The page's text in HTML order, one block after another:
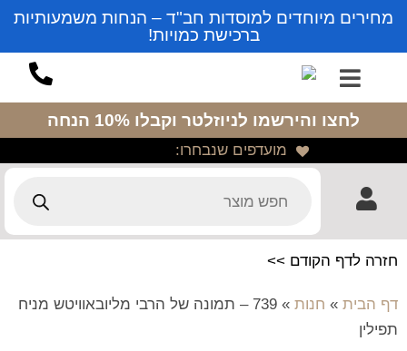
מחירים מיוחדים למוסדות חב"ד – הנחות משמעותיות
ברכישת כמויות!
לחצו והירשמו לניוזלטר וקבלו 10% הנחה
מועדפים שנבחרו:
חזרה לדף הקודם >>
דף הבית » חנות »
739 – תמונה של הרבי מליובאוויטש מניח
תפילין